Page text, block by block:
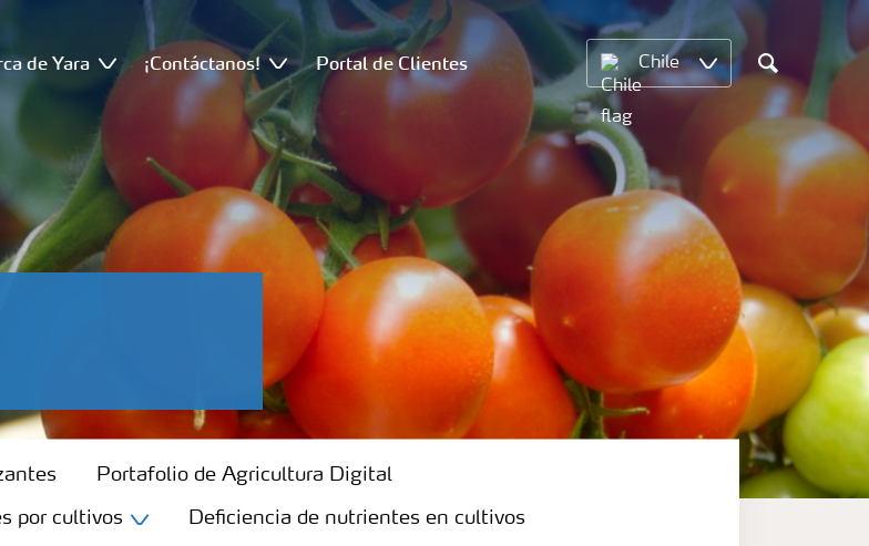
de Yara ¡Contáctanos! Portal de Clientes Chile
Search
Portafolio de Agricultura Digital
por cultivos Deficiencia de nutrientes en cultivos